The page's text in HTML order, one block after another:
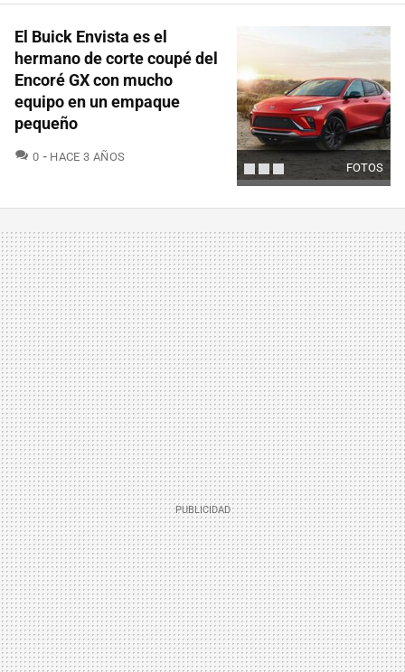
FOTOS
El Buick Envista es el
hermano de corte coupé del
Encoré GX con mucho
equipo en un empaque
pequeño
0 COMENTARIOS
HACE 3 AÑOS